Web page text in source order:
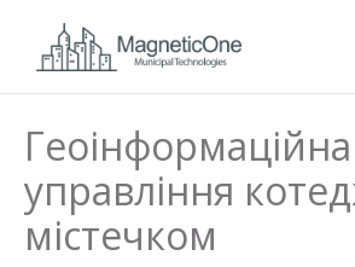
управління
містечком